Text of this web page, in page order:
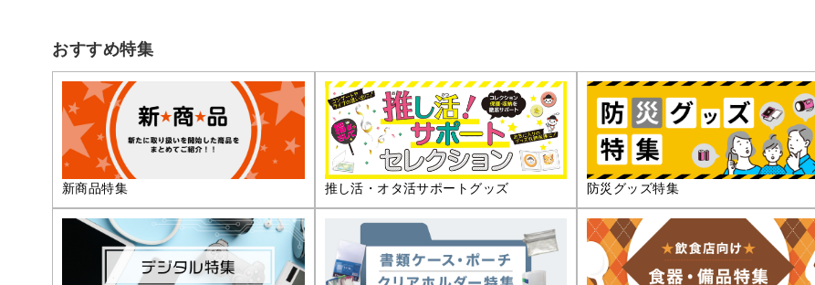
おすすめ特集
新商品特集 推し活・オタ活サポートグッズ 防災グッズ特集